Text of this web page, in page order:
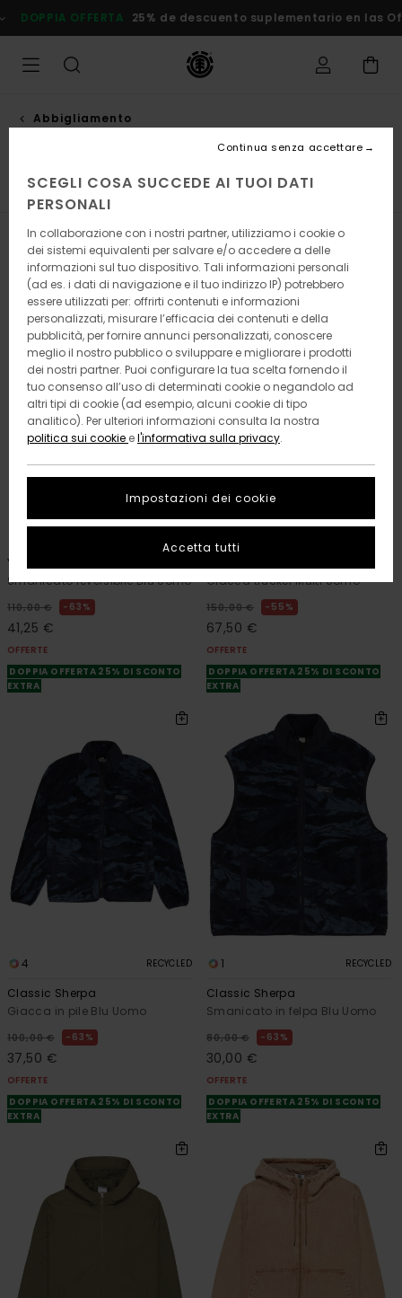
alla
selezione
griglie
de descuento suplementario en las Ofertas Risparmia
Abbigliamento
Giubbotti & capi spalla
& Pile Giubbotti & Capi Spalla Visualizza tutto
Filtra e Ordina 62 Risultati
Salta
criteri
ricerca
visualizza
ordine
Yates Low Tide
Smanicato reversibile Blu Uomo
110,00 € 63%
41,25 €
OFFERTE
DOPPIA OFFERTA 25% DI SCONTO
EXTRA
Giacca trucker Multi Uomo
150,00 € 55%
67,50 €
OFFERTE
DOPPIA OFFERTA 25% DI SCONTO
EXTRA
4 RECYCLED
Classic Sherpa
Giacca in pile Blu Uomo
100,00 € 63%
37,50 €
OFFERTE
DOPPIA OFFERTA 25% DI SCONTO
EXTRA
1 RECYCLED
Classic Sherpa
Smanicato in felpa Blu Uomo
80,00 € 63%
30,00 €
OFFERTE
DOPPIA OFFERTA 25% DI SCONTO
EXTRA
SCEGLI COSA SUCCEDE AI TUOI DATI
PERSONALI
In collaborazione con i nostri partner, utilizziamo i cookie o
dei sistemi equivalenti per salvare e/o accedere a delle
informazioni sul tuo dispositivo. Tali informazioni personali
(ad es. i dati di navigazione e il tuo indirizzo IP) potrebbero
essere utilizzati per: offrirti contenuti e informazioni
personalizzati, misurare l’efficacia dei contenuti e della
pubblicità, per fornire annunci personalizzati, conoscere
meglio il nostro pubblico o sviluppare e migliorare i prodotti
dei nostri partner. Puoi configurare la tua scelta fornendo il
tuo consenso all’uso di determinati cookie o negandolo ad
altri tipi di cookie (ad esempio, alcuni cookie di tipo
analitico). Per ulteriori informazioni consulta la nostra
politica sui cookie el'informativa sulla privacy.
Impostazioni dei cookie
Continua senza accettare
Accetta tutti